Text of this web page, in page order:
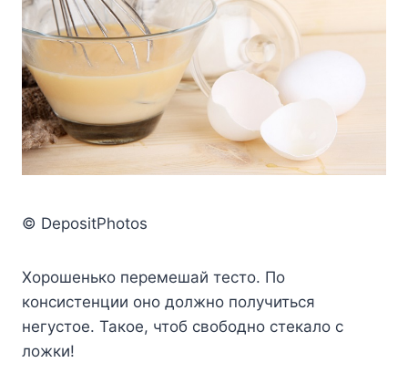
© DepositPhotos
Хорошенько перемешай тесто. По
консистенции оно должно получиться
негустое. Такое, чтоб свободно стекало с
ложки!